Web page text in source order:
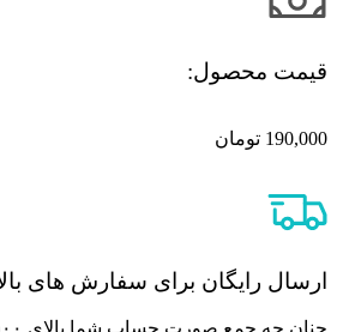
قیمت محصول:​
190,000 تومان
ارسال رایگان برای سفارش های بالای ۵۰۰